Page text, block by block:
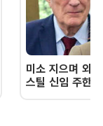
미소 지으며 외
스틸 신임 주한